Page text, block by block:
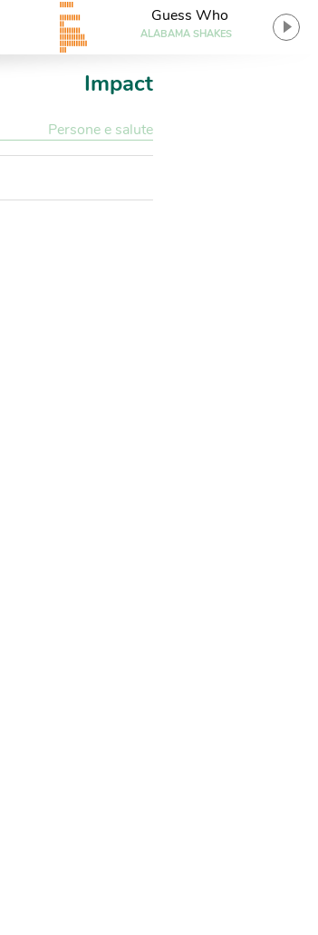
Guess Who
ALABAMA SHAKES
Impact
Persone e salute